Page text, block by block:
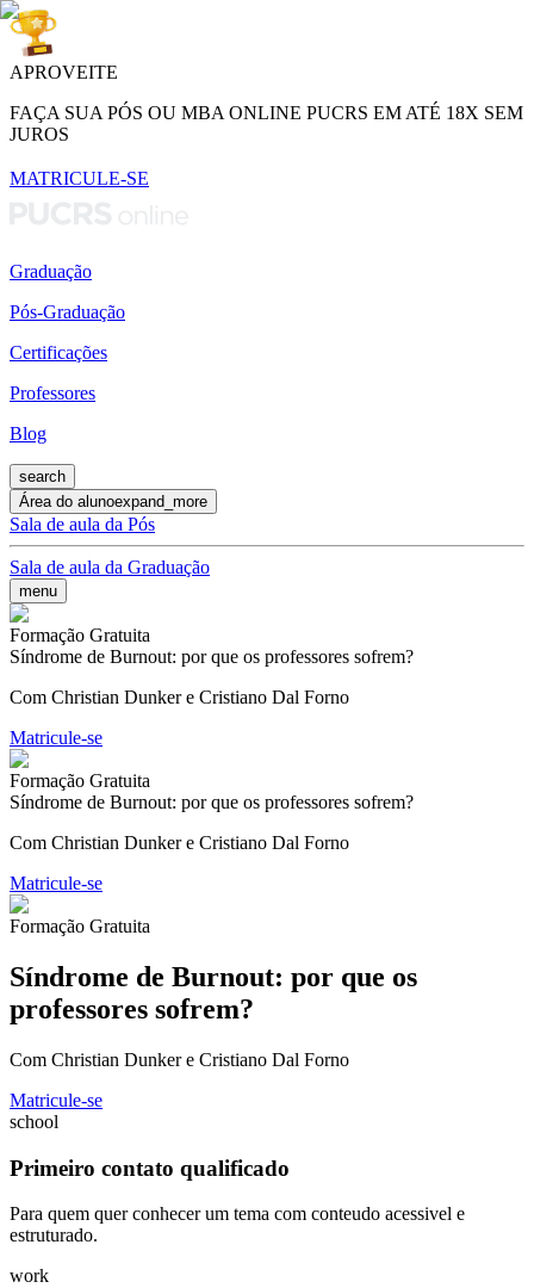
APROVEITE
FAÇA SUA PÓS OU MBA ONLINE PUCRS EM ATÉ 18X SEM
JUROS
MATRICULE-SE
Graduação
Pós-Graduação
Certificações
Professores
Blog
search
Área do alunoexpand_more
Sala de aula da Pós
Sala de aula da Graduação
menu
Formação Gratuita
Síndrome de Burnout: por que os professores sofrem?
Com Christian Dunker e Cristiano Dal Forno
Matricule-se
Formação Gratuita
Síndrome de Burnout: por que os professores sofrem?
Com Christian Dunker e Cristiano Dal Forno
Matricule-se
Formação Gratuita
Síndrome de Burnout: por que os
professores sofrem?
Com Christian Dunker e Cristiano Dal Forno
Matricule-se
school
Primeiro contato qualificado
Para quem quer conhecer um tema com conteudo acessivel e
estruturado.
work